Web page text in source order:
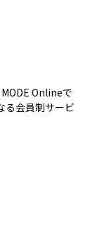
Onlineで
る会員制サービ